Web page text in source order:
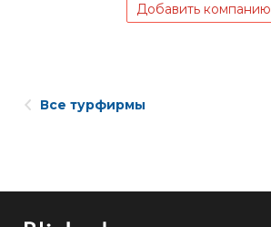
Добавить компанию
Все турфирмы